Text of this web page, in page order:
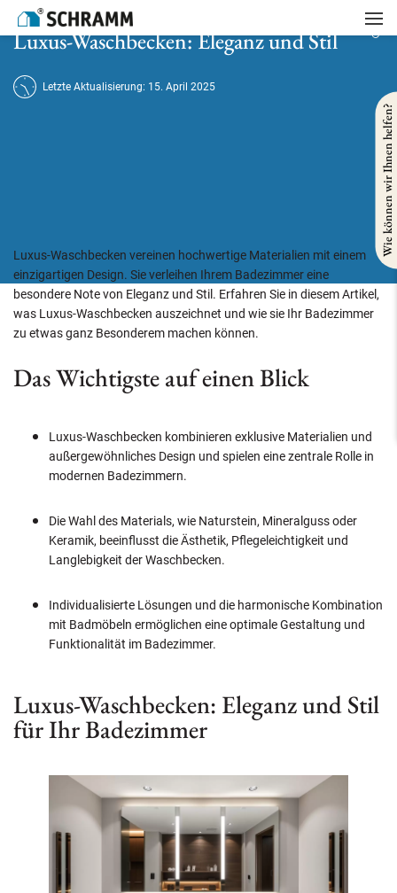
Startseite
Luxus-Waschbecken: Eleganz und Stil
Letzte Aktualisierung: 15. April 2025
Luxus-Waschbecken vereinen hochwertige Materialien mit einem
einzigartigen Design. Sie verleihen Ihrem Badezimmer eine
besondere Note von Eleganz und Stil. Erfahren Sie in diesem Artikel,
was Luxus-Waschbecken auszeichnet und wie sie Ihr Badezimmer
zu etwas ganz Besonderem machen können.
Das Wichtigste auf einen Blick
Luxus-Waschbecken kombinieren exklusive Materialien und
außergewöhnliches Design und spielen eine zentrale Rolle in
modernen Badezimmern.
Die Wahl des Materials, wie Naturstein, Mineralguss oder
Keramik, beeinflusst die Ästhetik, Pflegeleichtigkeit und
Langlebigkeit der Waschbecken.
Individualisierte Lösungen und die harmonische Kombination
mit Badmöbeln ermöglichen eine optimale Gestaltung und
Funktionalität im Badezimmer.
Luxus-Waschbecken: Eleganz und Stil
für Ihr Badezimmer
Wie können wir Ihnen helfen?